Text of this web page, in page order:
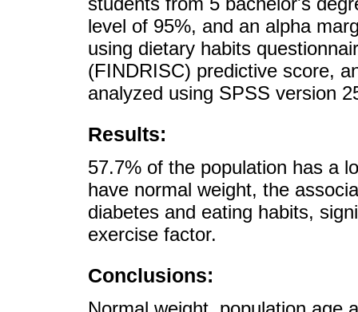
level of 95%, and an alpha
using dietary habits
(FINDRISC) predictive score,
analyzed using SPSS version
Results:
57.7% of the population has a
have normal weight, the
diabetes and eating habits,
exercise factor.
Conclusions: